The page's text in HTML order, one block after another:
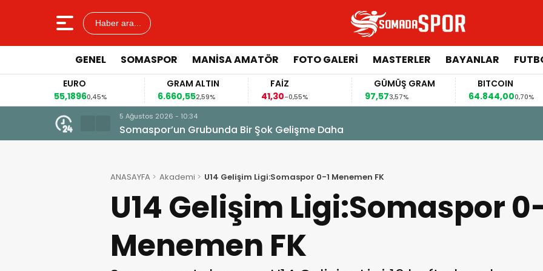
Haber ara...
GENEL SOMASPOR MANISA AMATÖR FOTO GALERI MASTERLER BAYANLAR
EURO
55,18960,45%
GRAM ALTIN
6.660,552,59%
FAİZ
41,30-0,55%
GÜMÜŞ GRAM
97,573,57%
BITCOIN
64.844,000,70%
5 Ağustos 2026 - 10:34
Somaspor’un Grubunda Bir Şok Gelişme Daha
ANASAYFA Akademi U14 Gelişim Ligi:Somaspor 0-1 Menemen FK
U14 Gelişim Ligi:Somaspor
Menemen FK